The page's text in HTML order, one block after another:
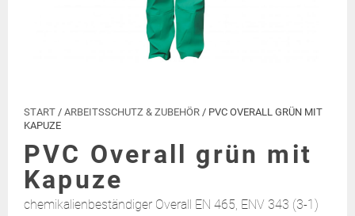
START / ARBEITSSCHUTZ & ZUBEHÖR / PVC OVERALL GRÜN MIT
KAPUZE
PVC Overall grün mit
Kapuze
chemikalienbeständiger Overall EN 465, ENV 343 (3-1)